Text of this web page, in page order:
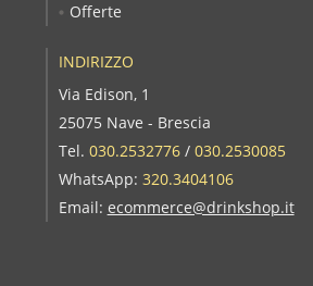
Offerte
INDIRIZZO
Via Edison, 1
25075 Nave - Brescia
Tel. 030.2532776/ 030.2530085
WhatsApp: 320.3404106
Email: ecommerce@drinkshop.it